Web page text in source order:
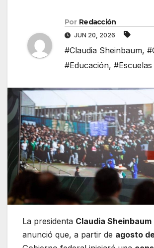
Por Redacción
JUN 20, 2026
#Claudia Sheinbaum,
#Educación, #Escuelas
La presidenta Claudia Sheinbaum
anunció que, a partir de agosto